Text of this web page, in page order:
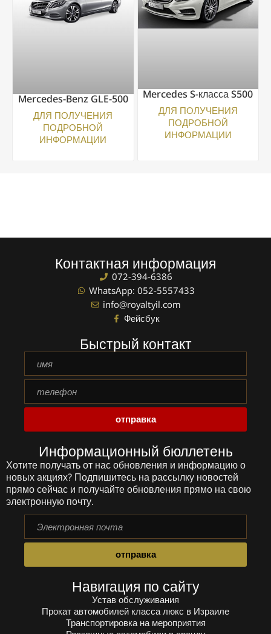
Mercedes-Benz GLE-500
ДЛЯ ПОЛУЧЕНИЯ
ПОДРОБНОЙ
ИНФОРМАЦИИ
Mercedes S-класса S500
ДЛЯ ПОЛУЧЕНИЯ
ПОДРОБНОЙ
ИНФОРМАЦИИ
Контактная информация
072-394-6386
WhatsApp: 052-5557433
info@royaltyil.com
Фейсбук
Быстрый контакт
имя
отправка
Информационный бюллетень
Хотите получать от нас обновления и информацию о
новых акциях? Подпишитесь на рассылку новостей
прямо сейчас и получайте обновления прямо на свою
электронную почту.
почта
отправка
Навигация по сайту
Устав обслуживания
Прокат автомобилей класса люкс в Израиле
Транспортировка на мероприятия